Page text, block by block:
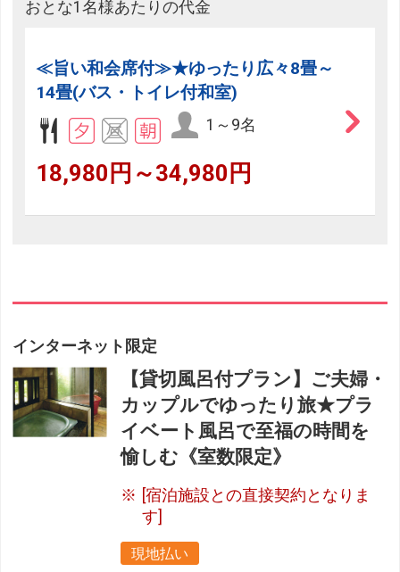
おとな1名様あたりの代金
≪旨い和会席付≫★ゆったり広々8畳～
14畳(バス・トイレ付和室)
1～9名
18,980円～34,980円
インターネット限定
【貸切風呂付プラン】ご夫婦・
カップルでゆったり旅★プラ
イベート風呂で至福の時間を
愉しむ《室数限定》
[宿泊施設との直接契約となりま
す]
現地払い